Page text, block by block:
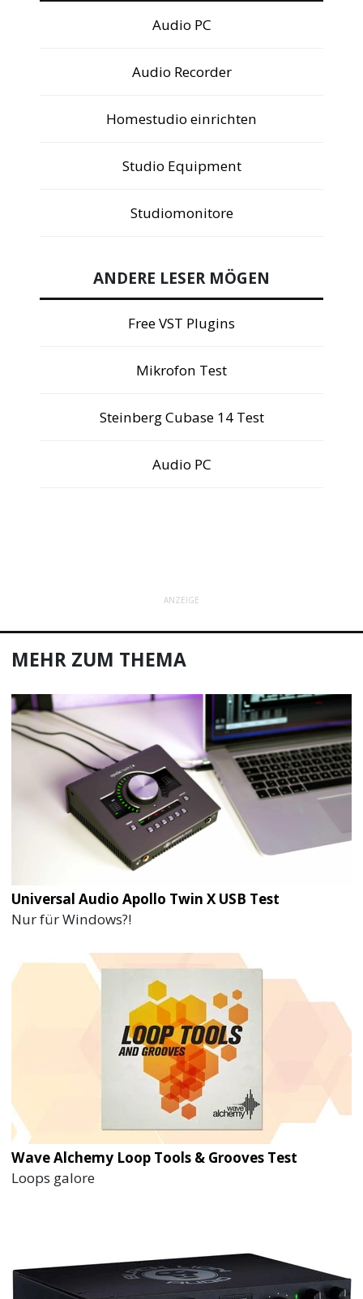
Audio PC
Audio Recorder
Homestudio einrichten
Studio Equipment
Studiomonitore
ANDERE LESER MÖGEN
Free VST Plugins
Mikrofon Test
Steinberg Cubase 14 Test
Audio PC
ANZEIGE
MEHR ZUM THEMA
Universal Audio Apollo Twin X USB Test
Nur für Windows?!
Wave Alchemy Loop Tools & Grooves Test
Loops galore